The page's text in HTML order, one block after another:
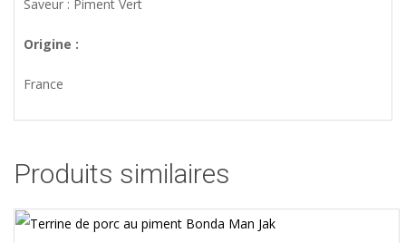
Saveur : Piment Vert
Origine :
France
Produits similaires